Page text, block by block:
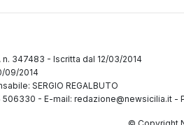
n. 347483 - Iscritta dal 12/03/2014
09/2014
SERGIO REGALBUTO
506330 - E-mail: redazione@newsicilia.it -